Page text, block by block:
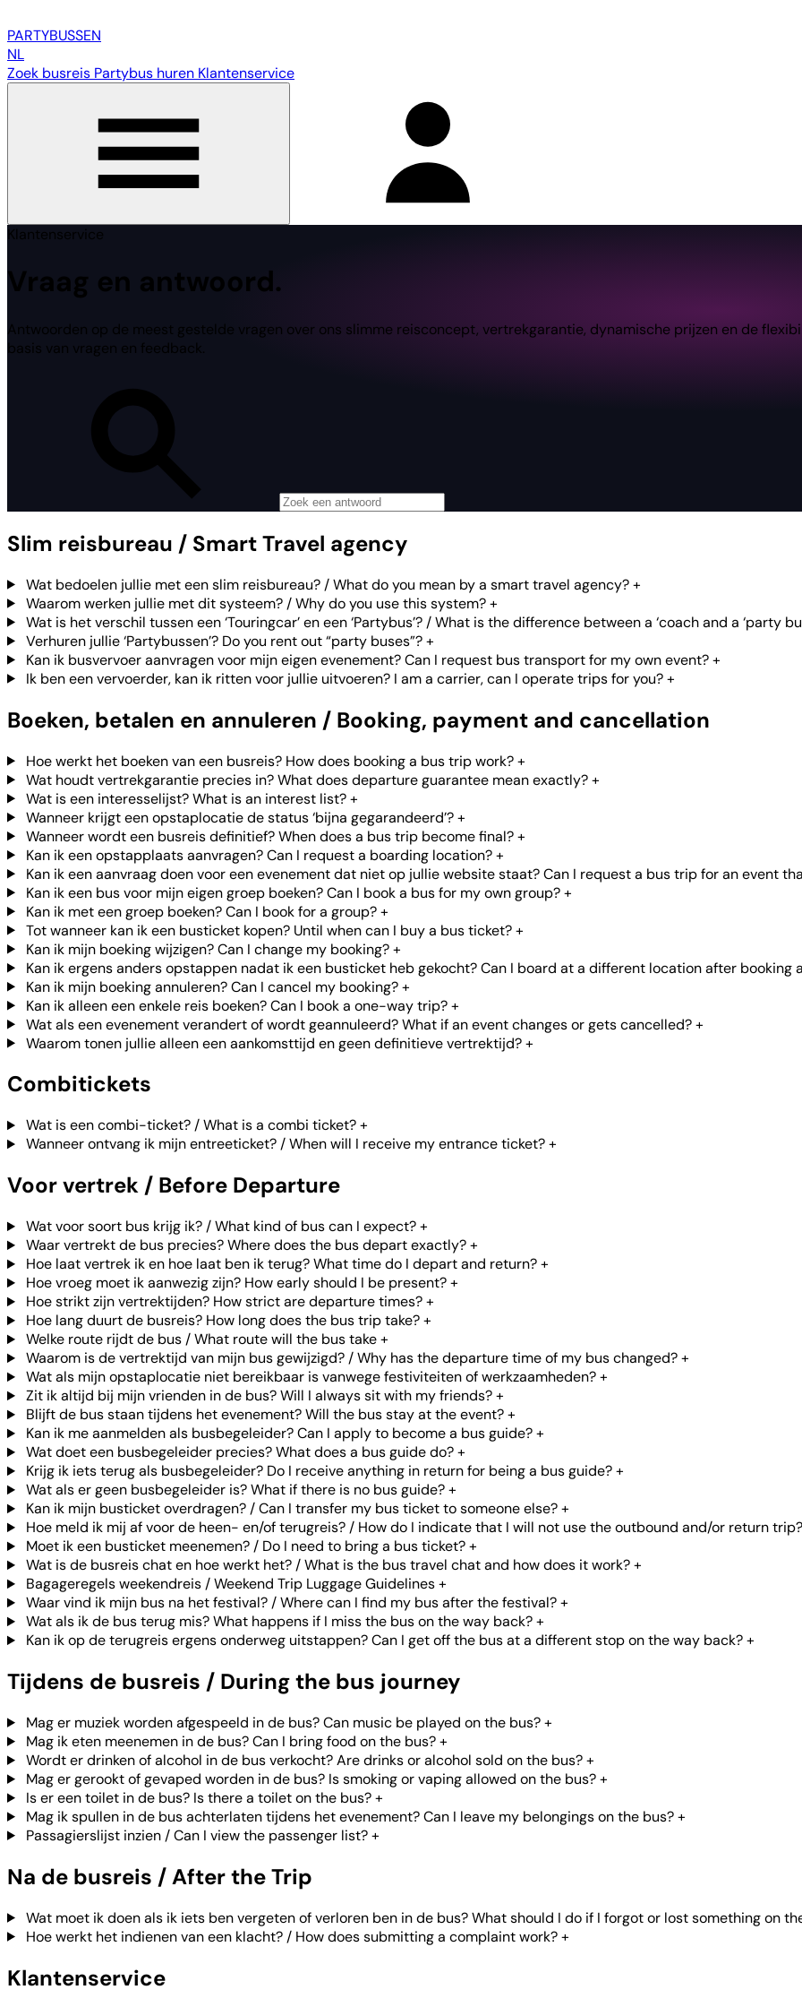
PARTYBUSSEN
NL
Zoek busreis Partybus huren Klantenservice
Klantenservice
Vraag en antwoord.
Antwoorden op de meest gestelde vragen over ons slimme reisconcept, vertrekgarantie, dynamische prijzen en de
basis van vragen en feedback.
Slim reisbureau / Smart Travel agency
Wat bedoelen jullie met een slim reisbureau? / What do you mean by a smart travel agency?+
Waarom werken jullie met dit systeem? / Why do you use this system?+
Wat is het verschil tussen een ‘Touringcar’ en een ‘Partybus’? / What is the difference between a ‘coach and a ‘party
Verhuren jullie ‘Partybussen’? Do you rent out “party buses”?+
Kan ik busvervoer aanvragen voor mijn eigen evenement? Can I request bus transport for my own event?+
Ik ben een vervoerder, kan ik ritten voor jullie uitvoeren? I am a carrier, can I operate trips for you?+
Boeken, betalen en annuleren / Booking, payment and cancellation
Hoe werkt het boeken van een busreis? How does booking a bus trip work?+
Wat houdt vertrekgarantie precies in? What does departure guarantee mean exactly?+
Wat is een interesselijst? What is an interest list?+
Wanneer krijgt een opstaplocatie de status ‘bijna gegarandeerd’?+
Wanneer wordt een busreis definitief? When does a bus trip become final?+
Kan ik een opstapplaats aanvragen? Can I request a boarding location?+
Kan ik een aanvraag doen voor een evenement dat niet op jullie website staat? Can I request a bus trip for an event
Kan ik een bus voor mijn eigen groep boeken? Can I book a bus for my own group?+
Kan ik met een groep boeken? Can I book for a group?+
Tot wanneer kan ik een busticket kopen? Until when can I buy a bus ticket?+
Kan ik mijn boeking wijzigen? Can I change my booking?+
Kan ik ergens anders opstappen nadat ik een busticket heb gekocht? Can I board at a different location after booking
Kan ik mijn boeking annuleren? Can I cancel my booking?+
Kan ik alleen een enkele reis boeken? Can I book a one-way trip?+
Wat als een evenement verandert of wordt geannuleerd? What if an event changes or gets cancelled?+
Waarom tonen jullie alleen een aankomsttijd en geen definitieve vertrektijd?+
Combitickets
Wat is een combi-ticket? / What is a combi ticket?+
Wanneer ontvang ik mijn entreeticket? / When will I receive my entrance ticket?+
Voor vertrek / Before Departure
Wat voor soort bus krijg ik? / What kind of bus can I expect?+
Waar vertrekt de bus precies? Where does the bus depart exactly?+
Hoe laat vertrek ik en hoe laat ben ik terug? What time do I depart and return?+
Hoe vroeg moet ik aanwezig zijn? How early should I be present?+
Hoe strikt zijn vertrektijden? How strict are departure times?+
Hoe lang duurt de busreis? How long does the bus trip take?+
Welke route rijdt de bus / What route will the bus take+
Waarom is de vertrektijd van mijn bus gewijzigd? / Why has the departure time of my bus changed?+
Wat als mijn opstaplocatie niet bereikbaar is vanwege festiviteiten of werkzaamheden?+
Zit ik altijd bij mijn vrienden in de bus? Will I always sit with my friends?+
Blijft de bus staan tijdens het evenement? Will the bus stay at the event?+
Kan ik me aanmelden als busbegeleider? Can I apply to become a bus guide?+
Wat doet een busbegeleider precies? What does a bus guide do?+
Krijg ik iets terug als busbegeleider? Do I receive anything in return for being a bus guide?+
Wat als er geen busbegeleider is? What if there is no bus guide?+
Kan ik mijn busticket overdragen? / Can I transfer my bus ticket to someone else?+
Hoe meld ik mij af voor de heen- en/of terugreis? / How do I indicate that I will not use the outbound and/or return trip?
Moet ik een busticket meenemen? / Do I need to bring a bus ticket?+
Wat is de busreis chat en hoe werkt het? / What is the bus travel chat and how does it work?+
Bagageregels weekendreis / Weekend Trip Luggage Guidelines+
Waar vind ik mijn bus na het festival? / Where can I find my bus after the festival?+
Wat als ik de bus terug mis? What happens if I miss the bus on the way back?+
Kan ik op de terugreis ergens onderweg uitstappen? Can I get off the bus at a different stop on the way back?+
Tijdens de busreis / During the bus journey
Mag er muziek worden afgespeeld in de bus? Can music be played on the bus?+
Mag ik eten meenemen in de bus? Can I bring food on the bus?+
Wordt er drinken of alcohol in de bus verkocht? Are drinks or alcohol sold on the bus?+
Mag er gerookt of gevaped worden in de bus? Is smoking or vaping allowed on the bus?+
Is er een toilet in de bus? Is there a toilet on the bus?+
Mag ik spullen in de bus achterlaten tijdens het evenement? Can I leave my belongings on the bus?+
Passagierslijst inzien / Can I view the passenger list?+
Na de busreis / After the Trip
Wat moet ik doen als ik iets ben vergeten of verloren ben in de bus? What should I do if I forgot or lost something on
Hoe werkt het indienen van een klacht? / How does submitting a complaint work?+
Klantenservice